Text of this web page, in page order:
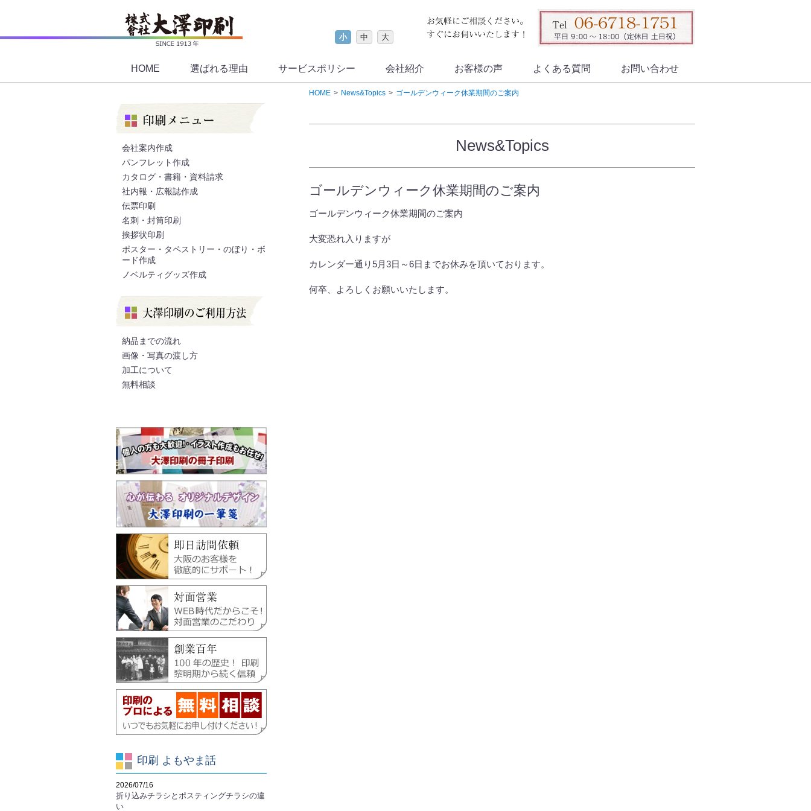
HOME 選ばれる理由 サービスポリシー 会社紹介 お客様の声 よくある質問 お問い合わせ
小 中 大
HOME News&Topics ゴールデンウィーク休業期間のご案内
News&Topics
ゴールデンウィーク休業期間のご案内
ゴールデンウィーク休業期間のご案内
大変恐れ入りますが
カレンダー通り5月3日～6日までお休みを頂いております。
何卒、よろしくお願いいたします。
会社案内作成
パンフレット作成
カタログ・書籍・資料請求
社内報・広報誌作成
伝票印刷
名刺・封筒印刷
挨拶状印刷
ポスター・タペストリー・のぼり・ボ
ード作成
ノベルティグッズ作成
納品までの流れ
画像・写真の渡し方
加工について
無料相談
印刷 よもやま話
2026/07/16
折り込みチラシとポスティングチラシの違
い